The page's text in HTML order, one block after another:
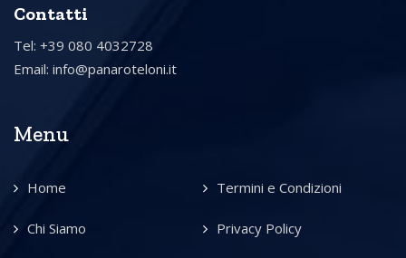
Contatti
Tel: +39 080 4032728
Email: info@panaroteloni.it
Menu
Home Termini e Condizioni
Chi Siamo Privacy Policy